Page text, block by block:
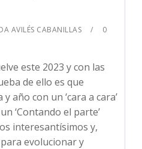
AVILÉS CABANILLAS
0
este 2023 y con las
de ello es que
año con un ‘cara a cara’
‘Contando el parte’
interesantísimos y,
evolucionar y